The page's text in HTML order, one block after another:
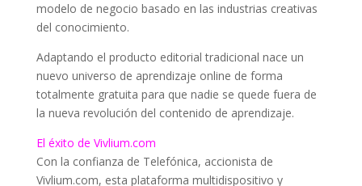
modelo de negocio basado en las industrias creativas
del conocimiento.
Adaptando el producto editorial tradicional nace un
nuevo universo de aprendizaje online de forma
totalmente gratuita para que nadie se quede fuera de
la nueva revolución del contenido de aprendizaje.
El éxito de Vivlium.com
Con la confianza de Telefónica, accionista de
Vivlium.com, esta plataforma multidispositivo y